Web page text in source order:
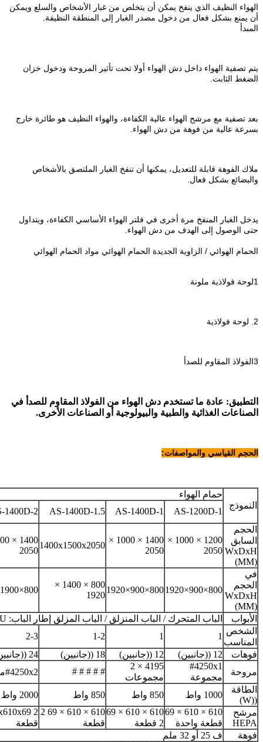
الهواء النظيف الذي ينفخ يمكن أن يتخلص من غبار الأشخاص والسلع ويمكن
أن يمنع بشكل فعال من دخول مصدر الغبار إلى المنطقة النظيفة.
المبدأ
يتم تصفية الهواء داخل دش الهواء أولا تحت تأثير المروحة ودخول خزان
الضغط الثابت.
بعد تصفية مع مرشح الهواء عالية الكفاءة، والهواء النظيف هو طائرة خارج
بسرعة عالية من فوهة من دش الهواء.
ملاك الفوهة قابلة للتعديل، يمكنها أن تنفخ الغبار الملتصق بالأشخاص
والبضائع بشكل فعال.
يدخل الغبار المنفخ مرة أخرى في فلتر الهواء الأساسي الكفاءة، ويتداول
حتى الوصول إلى الهدف من دش الهواء.
الحمام الهوائي / الزاوية الجديدة الحمام الهوائي مواد الحمام الهوائي
1لوحة فولاذية ملونة
2. لوحة فولاذية
3الفولاذ المقاوم للصدأ
التطبيق: عادة ما تستخدم دش الهواء من الفولاذ المقاوم للصدأ في
الصناعات الغذائية والطبية والبيولوجية أو الصناعات الأخرى.
الحجم القياسي والمواصفات:
النموذج
حمام الهواء
AS-1200D-1
AS-1400D-1
AS-1400D-1.5
1400D-2
الحجم
السابق
WxDxH
(MM)
1200 × 1000 ×
2050
1400 × 1000 ×
2050
1400x1500x2050
2050
في
الحجم
WxDxH
(MM)
800×900×1920
800×900×1920
800 × 1400 ×
1920
800×1900×1920
الأبواب
الباب المتحرك / الباب المنزلق / الباب المزلق إطار الباب: SS / ALU
الشخص
المناسب
1
1
1-2
2-3
فوهات
12 ((جانبين) 12 ((جانبين) 18 ((جانبين)
24 ((جانبين)
مروحة
#4250x1
مجموعة
4195 × 2
مجموعات
# # # # #
#4250x2مجموعات
الطاقة
((W)
1000 واط 850 واط 850 واط
2000 واط
مرشح
HEPA
610 × 610 × 69
قطعة واحدة
610 × 610 × 69
2 قطعة
610 × 610 × 69 2
قطعة
2
قطعة
فوهة
ف 25 أو 32 ملم